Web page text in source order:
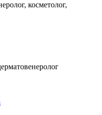
косметолог,